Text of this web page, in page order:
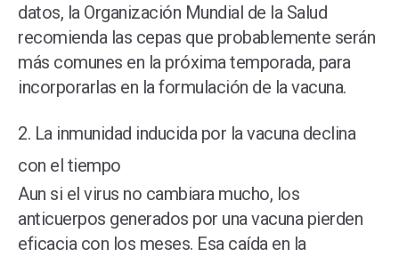
datos, la Organización Mundial de la Salud
recomienda las cepas que probablemente serán
más comunes en la próxima temporada, para
incorporarlas en la formulación de la vacuna.
2. La inmunidad inducida por la vacuna declina
con el tiempo
Aun si el virus no cambiara mucho, los
anticuerpos generados por una vacuna pierden
eficacia con los meses. Esa caída en la